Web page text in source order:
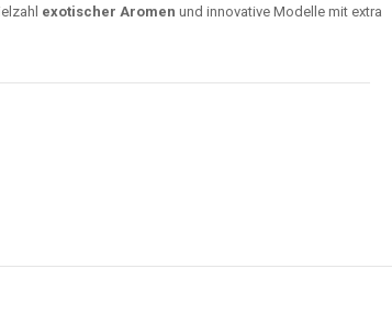
exotischer Aromen und innovative Modelle mit extra